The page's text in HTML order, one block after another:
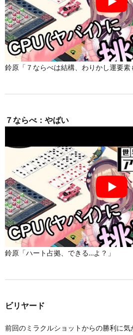
鈴原「７ならべは結構、わりかし運要素
７ならべ：やばい
鈴原「ハート占拠、できる…よ？」
ビリヤード
前回のミラクルショットからの勝利に気